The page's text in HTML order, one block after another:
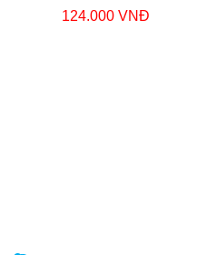
124.000 VNĐ